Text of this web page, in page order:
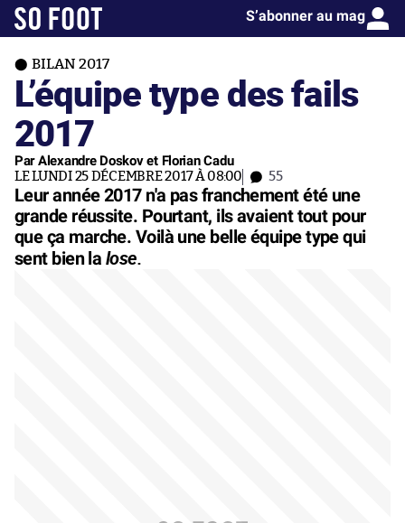
S’abonner au mag
BILAN 2017
L’équipe type des fails
2017
Par Alexandre Doskov et Florian Cadu
LE LUNDI 25 DÉCEMBRE 2017 À 08:00 55
Leur année 2017 n'a pas franchement été une
grande réussite. Pourtant, ils avaient tout pour
que ça marche. Voilà une belle équipe type qui
sent bien la lose.